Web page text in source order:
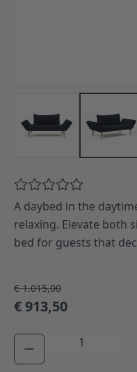
A daybed in the
relaxing. Elevate both
bed for guests that
€ 1.015,00
€ 913,50
Aantal